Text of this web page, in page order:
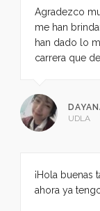
Agradezco
me han
han dado lo
carrera que
UDLA
¡Hola buenas
ahora ya